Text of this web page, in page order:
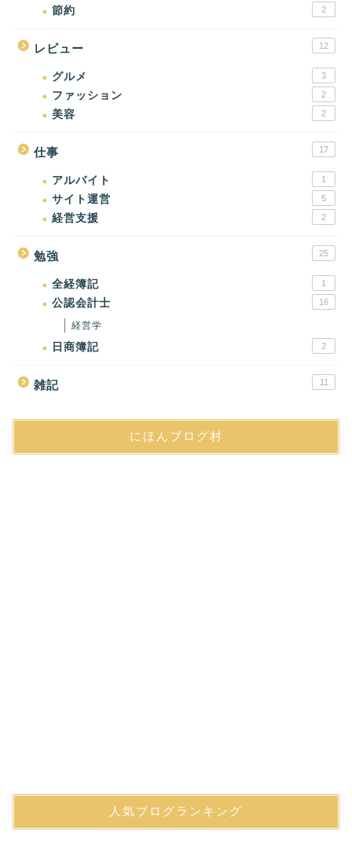
節約 2
レビュー 12
グルメ 3
ファッション 2
美容 2
仕事 17
アルバイト 1
サイト運営 5
経営支援 2
勉強 25
全経簿記 1
公認会計士 16
経営学
日商簿記 2
雑記 11
にほんブログ村
人気ブログランキング